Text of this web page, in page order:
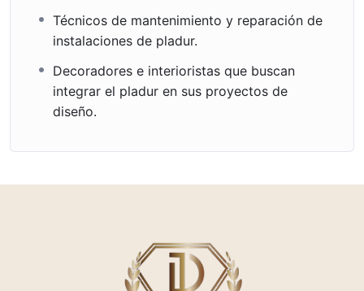
Técnicos de mantenimiento y reparación de
instalaciones de pladur.
Decoradores e interioristas que buscan
integrar el pladur en sus proyectos de
diseño.